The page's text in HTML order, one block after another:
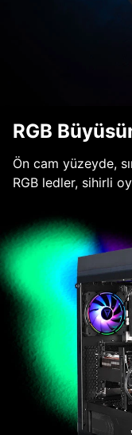
RGB
Ön cam yüzeyde,
RGB ledler, sihirli